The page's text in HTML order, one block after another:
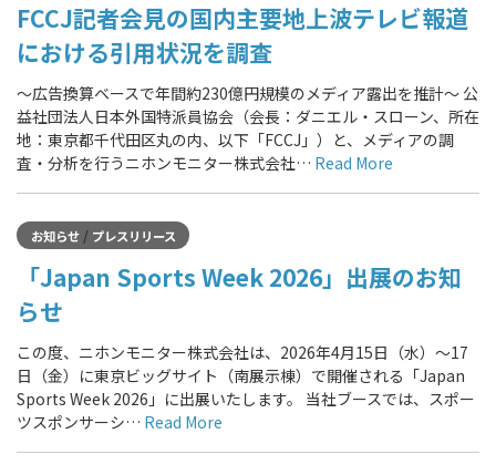
FCCJ記者会見の国内主要地上波テレビ報道
における引用状況を調査
〜広告換算ベースで年間約230億円規模のメディア露出を推計〜 公
益社団法人日本外国特派員協会（会長：ダニエル・スローン、所在
地：東京都千代田区丸の内、以下「FCCJ」）と、メディアの調
査・分析を行うニホンモニター株式会社… Read More
お知らせ/ プレスリリース
「Japan Sports Week 2026」出展のお知
らせ
この度、ニホンモニター株式会社は、2026年4月15日（水）～17
日（金）に東京ビッグサイト（南展示棟）で開催される「Japan
Sports Week 2026」に出展いたします。 当社ブースでは、スポー
ツスポンサーシ… Read More